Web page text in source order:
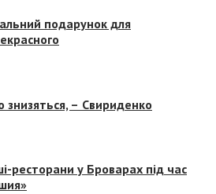
подарунок для
знизяться, – Свириденко
ресторани у Броварах під час